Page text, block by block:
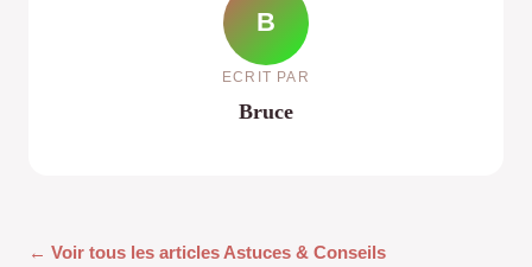
B
ECRIT PAR
Bruce
← Voir tous les articles Astuces & Conseils